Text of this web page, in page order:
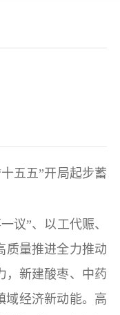
五五”开局起步蓄
议”、以工代赈、
质量推进全力推动
，新建酸枣、中药
域经济新动能。高